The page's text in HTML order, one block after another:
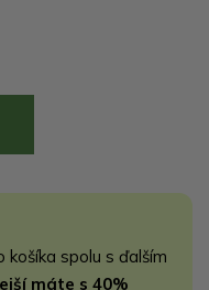
spolu s ďalším
máte s 40%